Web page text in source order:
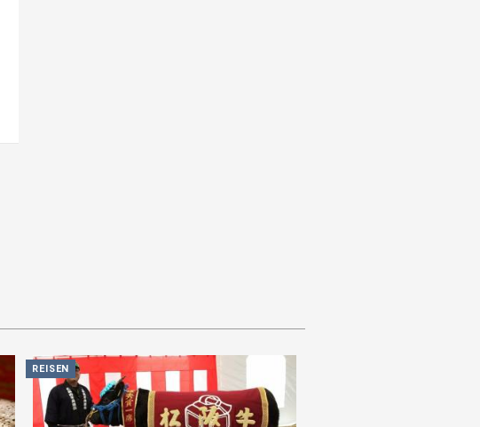
REISEN